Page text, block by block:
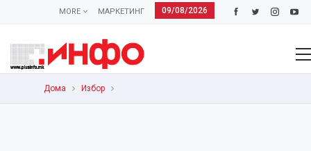
09/08/2026
МАРКЕТИНГ
MORE
Дома Избор